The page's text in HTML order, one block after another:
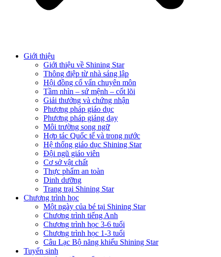
Giới thiệu
Giới thiệu về Shining Star
Thông điệp từ nhà sáng lập
Hội đồng cố vấn chuyên môn
Tầm nhìn – sứ mệnh – cốt lõi
Giải thưởng và chứng nhận
Phương pháp giáo dục
Phương pháp giảng dạy
Môi trường song ngữ
Hợp tác Quốc tế và trong nước
Hệ thống giáo dục Shining Star
Đội ngũ giáo viên
Cơ sở vật chất
Thực phẩm an toàn
Dinh dưỡng
Trang trại Shining Star
Chương trình học
Một ngày của bé tại Shining Star
Chương trình tiếng Anh
Chương trình học 3-6 tuổi
Chương trình học 1-3 tuổi
Câu Lạc Bộ năng khiếu Shining Star
Tuyển sinh